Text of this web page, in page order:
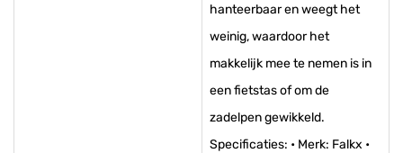
hanteerbaar en weegt het
weinig, waardoor het
makkelijk mee te nemen is in
een fietstas of om de
zadelpen gewikkeld.
Specificaties: • Merk: Falkx •